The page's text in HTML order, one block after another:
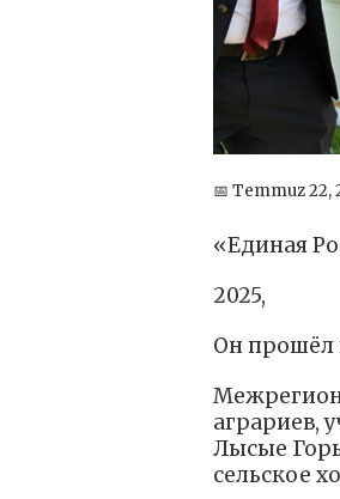
📅 Temmuz 22,
«Единая
2025,
Он прошёл
аграриев,
Лысые
сельское